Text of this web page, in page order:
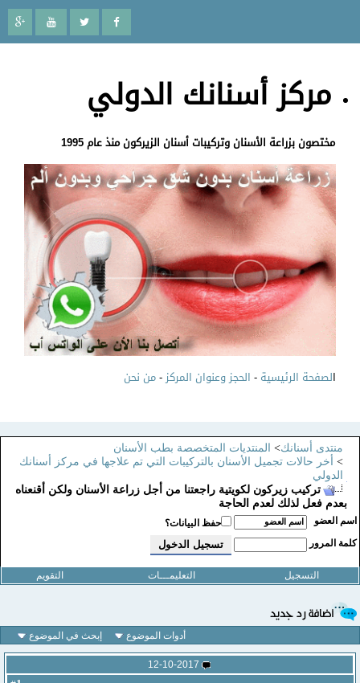
مركز أسنانك الدولي
مختصون بزراعة الأسنان وتركيبات أسنان الزيركون منذ عام 1995
لصفحة الرئيسية-الحجز وعنوان المركز-من نحن
منتدى أسنانك>المنتديات المتخصصة بطب الأسنان
>أخر حالات تجميل الأسنان بالتركيبات التي تم علاجها في مركز أسنانك
الدولي
تركيب زيركون لكويتية راجعتنا من أجل زراعة الأسنان ولكن أقنعناه
بعدم فعل لذلك لعدم الحاجة
اسم العضو
حفظ البيانات؟
كلمة المرور
التسجيل التعليمـــات التقويم
أدوات الموضوع إبحث في الموضوع
12-10-2017